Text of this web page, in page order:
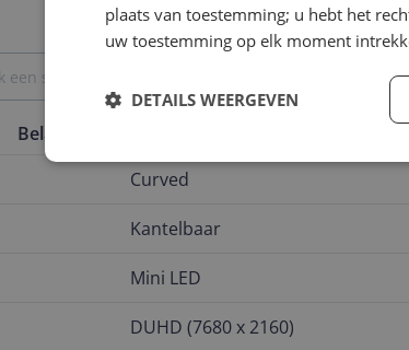
Belangrijkste kenmerken
Curved
Kantelbaar
Mini LED
DUHD (7680 x 2160)
plaats van toestemming; u hebt het
uw toestemming op elk moment
DETAILS WEERGEVEN